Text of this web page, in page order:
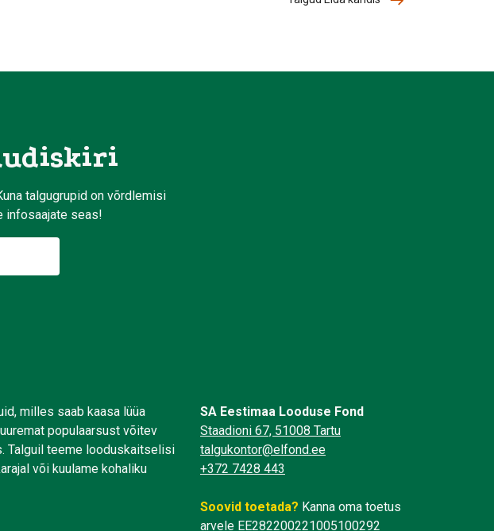
talgugrupid on võrdlemisi
infosaajate seas!
milles saab kaasa lüüa
populaarsust võitev
Talguil teeme looduskaitselisi
või kuulame kohaliku
SA Eestimaa Looduse Fond
Staadioni 67, 51008 Tartu
talgukontor@elfond.ee
+372 7428 443
Soovid toetada? Kanna oma toetus
arvele EE282200221005100292